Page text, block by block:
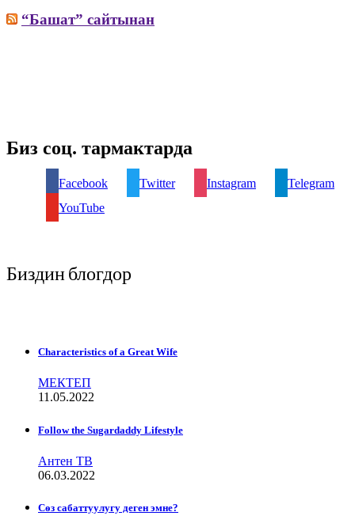
“Башат” сайтынан
Биз соц. тармактарда
Facebook Twitter Instagram
Telegram
YouTube
Биздин блогдор
Characteristics of a Great Wife
МЕКТЕП
11.05.2022
Follow the Sugardaddy Lifestyle
Антен ТВ
06.03.2022
Сѳз сабаттуулугу деген эмне?